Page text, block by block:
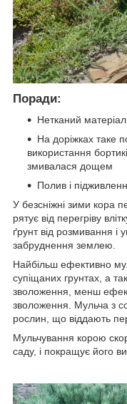
Поради:
Нетканий
На доріжках таке
використання
змивалася дощем
Полив і
У безсніжні зими кора
рятує від перегріву
ґрунт від розмивання і
забруднення землею.
Найбільш ефективно
супіщаних грунтах, а
зволоження, менш
зволоження. Мульча з
рослин, що віддають
Мульчування корою
саду, і покращує його